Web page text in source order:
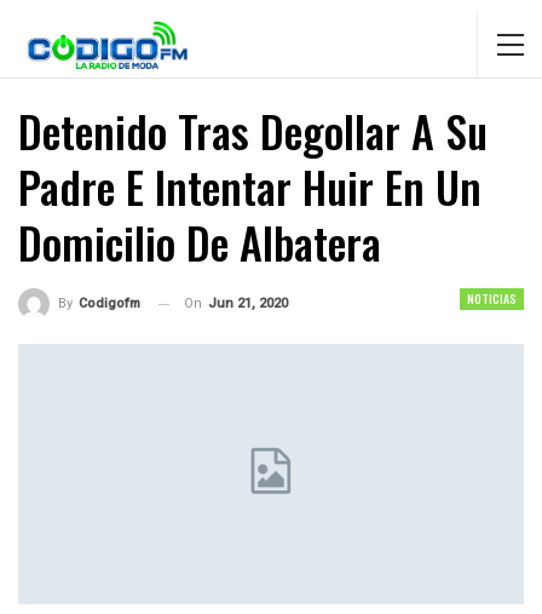
Detenido Tras Degollar A Su
Padre E Intentar Huir En Un
Domicilio De Albatera
NOTICIAS
By Codigofm On Jun 21, 2020